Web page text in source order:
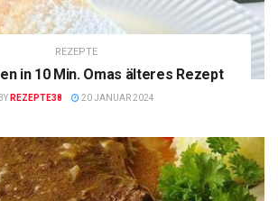
REZEPTE
in 10 Min. Omas älteres Rezept
BY REZEPTE38 20 JANUAR 2024